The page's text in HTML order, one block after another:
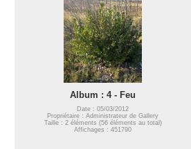
Album : 4 - Feu
Date : 05/03/2012
Propriétaire : Administrateur de Gallery
Taille : 2 éléments (56 éléments au total)
Affichages : 451790